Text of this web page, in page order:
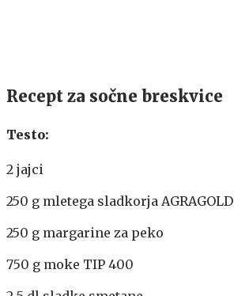
Recept za sočne breskvice
Testo:
2 jajci
250 g mletega sladkorja AGRAGOLD
250 g margarine za peko
750 g moke TIP 400